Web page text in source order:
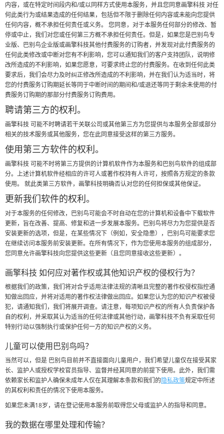
内容，或在特定时间段内和/或以同样方式使用本服务，并且您同意画擎科技 对任
何此类行为或结果造成的任何结果，包括但不限于删除任何内容或未能向您提供
任何内容，概不承担任何责任或义务。 您同意，对于本服务任何部分的修改、暂
停或中止，我们对您或任何第三方概不承担任何责任。但是，如果您是巴别鸟专
业版、巴别鸟企业版或画擎科技其他付费服务的订购者，并发现对此付费服务的
任何此类修改或中断对您有不利影响，您可以通知我们的客户支持团队，说明修
改所造成的不利影响，如果您愿意，可要求终止您的付费服务。在收到任何此类
要求后，我们会尽力及时纠正修改所造成的不利影响，并在我们认为适当时，将
您的付费服务订购期延长等同于中断时间的期间和/或退还等同于剩余未使用的付
费服务订购期的那部分付费服务订购费用。
聘请第三方的权利。
画擎科技 可能不时聘请若干关联公司或其他第三方为您提供与本服务全部或部分
相关的技术服务或其他服务，您在此同意接受这样的第三方服务。
使用第三方软件的权利。
画擎科技 可能不时将第三方提供的计算机软件作为本服务和巴别鸟软件的组成部
分。上述计算机软件经相应的许可人或著作权持有人许可，按照各方规定的条款
使用。 就此类第三方软件，画擎科技明确否认对您的任何担保或其他保证。
更新我们软件的权利。
对于本服务的任何修改，巴别鸟可能会不时自动在您的计算机和设备中下载软件
更新，旨在改善、提高、修复和进一步发展本服务。巴别鸟将尽力为您提供是否
安装更新的选项，但是，在某些情况下（例如，安全隐患），巴别鸟可能要求您
在继续访问本服务前安装更新。在所有情况下，作为您使用本服务的组成部分，
您同意允许画擎科技向您提供这些更新（且您同意接收这些更新）。
画擎科技 如何应对著作权或其他知识产权的侵权行为？
根据我们的政策，我们将对合乎适用法律法规的清晰且完整的著作权侵权指控通
知做出回应，并将对适用的著作权法律做出回应。如果您认为您的知识产权被侵
犯，请通知我们，我们将展开调查。请注意，每项知识产权的所有人负责保护各
自的权利，并采取其认为适当的任何法律或其他行动，画擎科技不负有采取任何
特别行动以强制执行或保护任何一方的知识产权的义务。
儿童可以使用巴别鸟吗？
当然可以，但是 巴别鸟目前并不直接面向儿童用户，我们希望儿童仅在接受其家
长、监护人或授权学校官员指导、监督并经其同意的前提下使用。此外，我们需
依赖家长和监护人确保未成年人仅在其理解本条款和我们的隐私政策规定中所述
的其权利和责任的情况下使用本服务。
如果您未满18岁，请在登记使用本服务前取得您父母或监护人的指导和同意。
我的数据在哪里处理和传输？